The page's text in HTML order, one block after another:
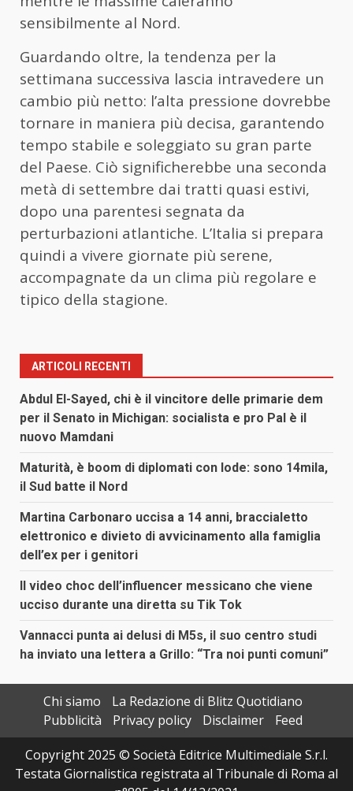
sensibilmente al Nord.
Guardando oltre, la tendenza per la
settimana successiva lascia intravedere un
cambio più netto: l’alta pressione dovrebbe
tornare in maniera più decisa, garantendo
tempo stabile e soleggiato su gran parte
del Paese. Ciò significherebbe una seconda
metà di settembre dai tratti quasi estivi,
dopo una parentesi segnata da
perturbazioni atlantiche. L’Italia si prepara
quindi a vivere giornate più serene,
accompagnate da un clima più regolare e
tipico della stagione.
ARTICOLI RECENTI
Abdul El-Sayed, chi è il vincitore delle primarie dem
per il Senato in Michigan: socialista e pro Pal è il
nuovo Mamdani
Maturità, è boom di diplomati con lode: sono 14mila,
il Sud batte il Nord
Martina Carbonaro uccisa a 14 anni, braccialetto
elettronico e divieto di avvicinamento alla famiglia
dell’ex per i genitori
Il video choc dell’influencer messicano che viene
ucciso durante una diretta su Tik Tok
Vannacci punta ai delusi di M5s, il suo centro studi
ha inviato una lettera a Grillo: “Tra noi punti comuni”
Chi siamo
La Redazione di Blitz Quotidiano
Pubblicità
Privacy policy Disclaimer
Feed
Copyright 2025 © Società Editrice Multimediale S.r.l.
Testata Giornalistica registrata al Tribunale di Roma al